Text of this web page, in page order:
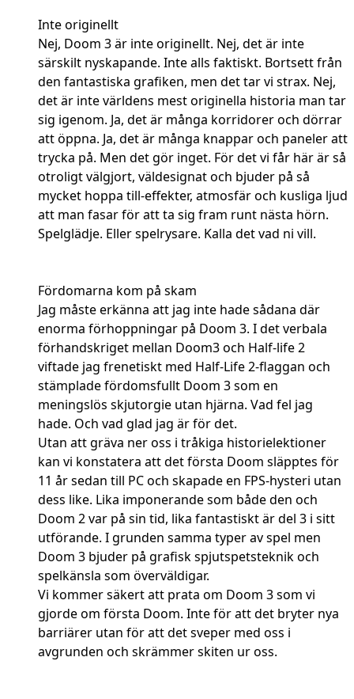
Inte originellt
Nej, Doom 3 är inte originellt. Nej, det är inte
särskilt nyskapande. Inte alls faktiskt. Bortsett från
den fantastiska grafiken, men det tar vi strax. Nej,
det är inte världens mest originella historia man tar
sig igenom. Ja, det är många korridorer och dörrar
att öppna. Ja, det är många knappar och paneler att
trycka på. Men det gör inget. För det vi får här är så
otroligt välgjort, väldesignat och bjuder på så
mycket hoppa till-effekter, atmosfär och kusliga ljud
att man fasar för att ta sig fram runt nästa hörn.
Spelglädje. Eller spelrysare. Kalla det vad ni vill.
Fördomarna kom på skam
Jag måste erkänna att jag inte hade sådana där
enorma förhoppningar på Doom 3. I det verbala
förhandskriget mellan Doom3 och Half-life 2
viftade jag frenetiskt med Half-Life 2-flaggan och
stämplade fördomsfullt Doom 3 som en
meningslös skjutorgie utan hjärna. Vad fel jag
hade. Och vad glad jag är för det.
Utan att gräva ner oss i tråkiga historielektioner
kan vi konstatera att det första Doom släpptes för
11 år sedan till PC och skapade en FPS-hysteri utan
dess like. Lika imponerande som både den och
Doom 2 var på sin tid, lika fantastiskt är del 3 i sitt
utförande. I grunden samma typer av spel men
Doom 3 bjuder på grafisk spjutspetsteknik och
spelkänsla som överväldigar.
Vi kommer säkert att prata om Doom 3 som vi
gjorde om första Doom. Inte för att det bryter nya
barriärer utan för att det sveper med oss i
avgrunden och skrämmer skiten ur oss.